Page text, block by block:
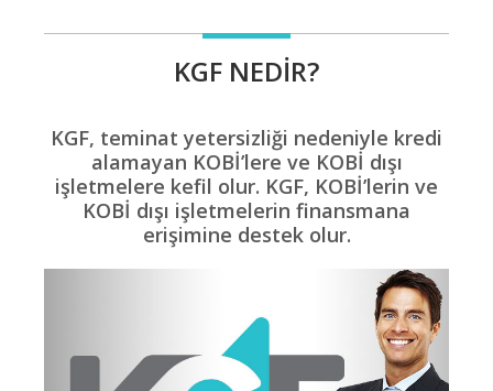
DOĞRUDAN
Başvuru
KGF'DEN
Haberler
FİNANS
Kuruluşları
KGF NEDIR?
KGF, teminat yetersizliği nedeniyle kredi
alamayan KOBİ’lere ve KOBİ dışı
işletmelere kefil olur. KGF, KOBİ’lerin ve
KOBİ dışı işletmelerin finansmana
erişimine destek olur.